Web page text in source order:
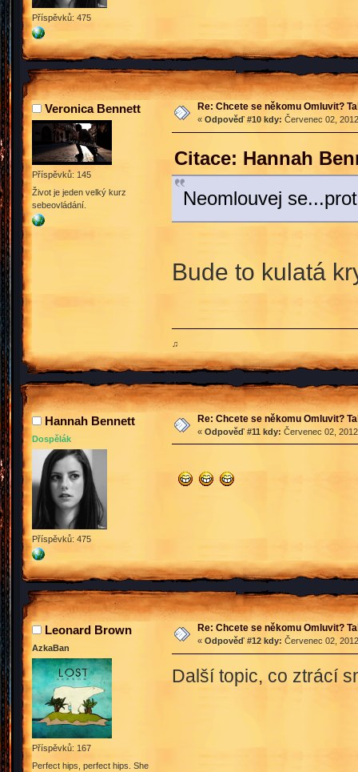
Příspěvků: 475
Veronica Bennett
Příspěvků: 145
Život je jeden velký kurz
sebeovládání.
Re: Chcete se někomu Omluvit?
« Odpověď #10 kdy: Červenec 02,
Citace: Hannah
Neomlouvej
Bude to kulatá
♫
Hannah Bennett
Dospělák
Příspěvků: 475
Re: Chcete se někomu Omluvit?
« Odpověď #11 kdy: Červenec 02,
Leonard Brown
AzkaBan
Příspěvků: 167
Perfect hips, perfect hips. She
Re: Chcete se někomu Omluvit?
« Odpověď #12 kdy: Červenec 02,
Další topic, co ztrácí